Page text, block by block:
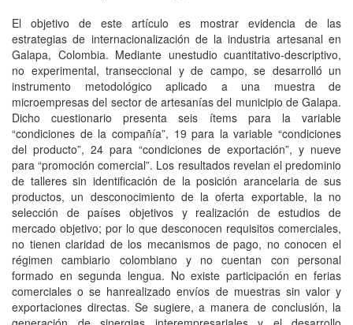
El objetivo de este artículo es mostrar evidencia de las
estrategias de internacionalización de la industria artesanal en
Galapa, Colombia. Mediante unestudio cuantitativo-descriptivo,
no experimental, transeccional y de campo, se desarrolló un
instrumento metodológico aplicado a una muestra de
microempresas del sector de artesanías del municipio de Galapa.
Dicho cuestionario presenta seis ítems para la variable
“condiciones de la compañía”, 19 para la variable “condiciones
del producto”, 24 para “condiciones de exportación”, y nueve
para “promoción comercial”. Los resultados revelan el predominio
de talleres sin identificación de la posición arancelaria de sus
productos, un desconocimiento de la oferta exportable, la no
selección de países objetivos y realización de estudios de
mercado objetivo; por lo que desconocen requisitos comerciales,
no tienen claridad de los mecanismos de pago, no conocen el
régimen cambiario colombiano y no cuentan con personal
formado en segunda lengua. No existe participación en ferias
comerciales o se hanrealizado envíos de muestras sin valor y
exportaciones directas. Se sugiere, a manera de conclusión, la